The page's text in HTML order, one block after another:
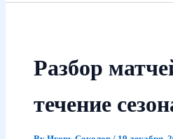
Разбор
течение